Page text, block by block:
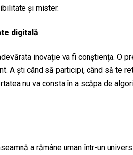
și mister.
digitală
inovație va fi conștiența. O
A ști când să participi, când să te
nu va consta în a scăpa de
a rămâne uman într-un